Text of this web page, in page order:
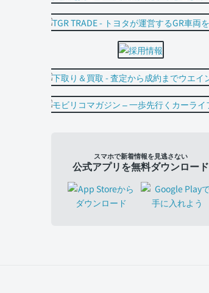
スマホで新着情報を見逃さない
公式アプリを無料ダウンロード